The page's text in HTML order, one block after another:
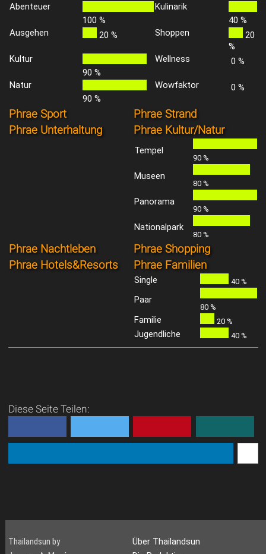
Abenteuer
100 %
Kulinarik
40 %
Ausgehen
20 % Shoppen
20
%
Kultur
90 %
Wellness 0 %
Natur
90 %
Wowfaktor 0 %
Phrae Sport
Phrae Strand
Phrae Unterhaltung
Phrae Kultur/Natur
Tempel
90 %
Museen
80 %
Panorama
90 %
Nationalpark
80 %
Phrae Nachtleben
Phrae Shopping
Phrae Hotels&Resorts
Phrae Familien
Single 40 %
Paar
80 %
Familie 20 %
Jugendliche 40 %
Diese Seite Teilen:
Thailandsun by
Über Thailandsun